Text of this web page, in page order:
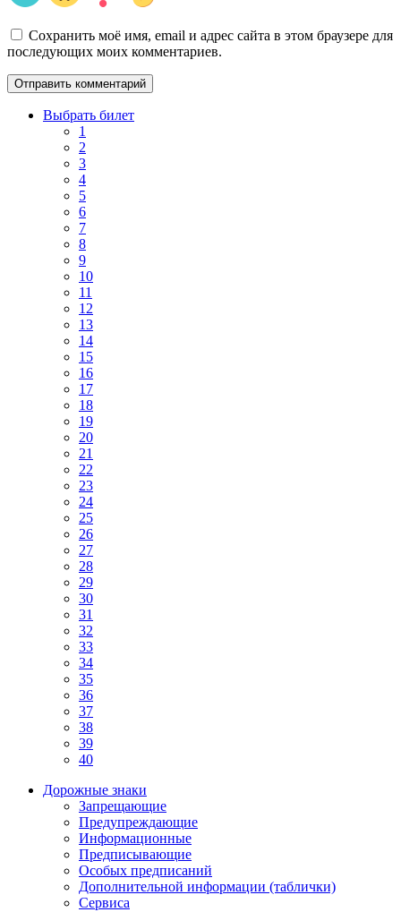
Сохранить моё имя, email и адрес сайта в этом браузере для
последующих моих комментариев.
Выбрать билет
1
2
3
4
5
6
7
8
9
10
11
12
13
14
15
16
17
18
19
20
21
22
23
24
25
26
27
28
29
30
31
32
33
34
35
36
37
38
39
40
Дорожные знаки
Запрещающие
Предупреждающие
Информационные
Предписывающие
Особых предписаний
Дополнительной информации (таблички)
Сервиса